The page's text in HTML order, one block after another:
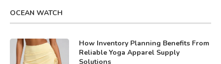
OCEAN WATCH
How Inventory Planning Benefits From
Reliable Yoga Apparel Supply
Solutions